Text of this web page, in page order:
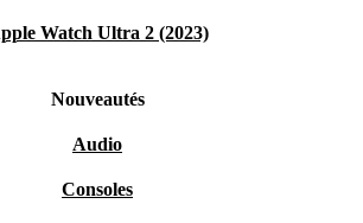
Watch Ultra 2 (2023)
Nouveautés
Audio
Consoles